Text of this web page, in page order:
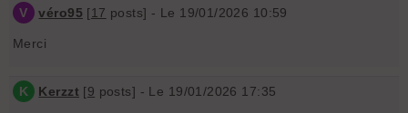
V véro95 [17 posts] - Le 19/01/2026 10:59
Merci
K Kerzzt [9 posts] - Le 19/01/2026 17:35